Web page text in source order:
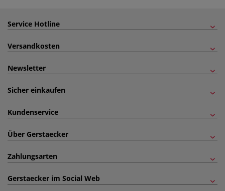
Service Hotline
Versandkosten
Newsletter
Sicher einkaufen
Kundenservice
Über Gerstaecker
Zahlungsarten
Gerstaecker im Social Web